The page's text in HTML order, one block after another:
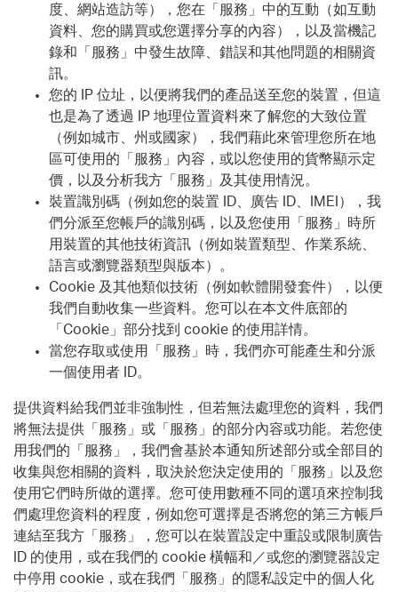
度、網站造訪等），您在「服務」中的互動（如互動
資料、您的購買或您選擇分享的內容），以及當機記
錄和「服務」中發生故障、錯誤和其他問題的相關資
訊。
您的 IP 位址，以便將我們的產品送至您的裝置，但這
也是為了透過 IP 地理位置資料來了解您的大致位置
（例如城市、州或國家），我們藉此來管理您所在地
區可使用的「服務」內容，或以您使用的貨幣顯示定
價，以及分析我方「服務」及其使用情況。
裝置識別碼（例如您的裝置 ID、廣告 ID、IMEI），我
們分派至您帳戶的識別碼，以及您使用「服務」時所
用裝置的其他技術資訊（例如裝置類型、作業系統、
語言或瀏覽器類型與版本）。
Cookie 及其他類似技術（例如軟體開發套件），以便
我們自動收集一些資料。您可以在本文件底部的
「Cookie」部分找到 cookie 的使用詳情。
當您存取或使用「服務」時，我們亦可能產生和分派
一個使用者 ID。
提供資料給我們並非強制性，但若無法處理您的資料，我們
將無法提供「服務」或「服務」的部分內容或功能。若您使
用我們的「服務」，我們會基於本通知所述部分或全部目的
收集與您相關的資料，取決於您決定使用的「服務」以及您
使用它們時所做的選擇。您可使用數種不同的選項來控制我
們處理您資料的程度，例如您可選擇是否將您的第三方帳戶
連結至我方「服務」，您可以在裝置設定中重設或限制廣告
ID 的使用，或在我們的 cookie 橫幅和／或您的瀏覽器設定
中停用 cookie，或在我們「服務」的隱私設定中的個人化